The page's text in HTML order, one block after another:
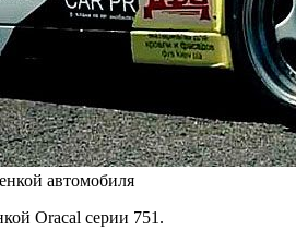
автомобиля
Oracal серии 751.